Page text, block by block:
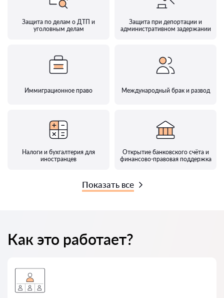
Защита по делам о ДТП и
уголовным делам
Защита при депортации и
административном задержании
Иммиграционное право Международный брак и развод
Налоги и бухгалтерия для
иностранцев
Открытие банковского счёта и
финансово-правовая поддержка
Показать все
Как это работает?